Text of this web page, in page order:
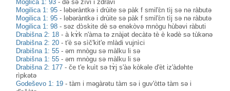
Moglica 1: 93 -də sə žìvi i zdràvi
Mogilica 1: 95 - ləbəràntkə i drùite sə pàk f smil'ɛ̀n tìj sə nə ràbutə
Mogilica 1: 95 - ləbəràntkə i drùite sə pàk f smil'ɛ̀n tìj sə nə ràbutə
Mogilica 1: 98 -səz dɔ̀skite dè sə enəkòvə mnògu hùbəvi ràbuti
Drabišna 2: 18 -à kɤ̀k n'àma tə znàjət decàtə tè è kədè sə tùkənə
Drabišna 2: 20 -t'è sə sìč'kit'e mlàdi vujnìci
Drabišna 1: 55 -əm mnògu sə màlku li sə
Drabišna 1: 55 -əm mnògu sə màlku li sə
Drabišna 2: 177 -če t'e kuìt sə tɤ̀j s'àə kòkəle d'èt iz'àdəhte
rìpkətə
Godeševo 1: 19 -tàm i məgàrətu tàm sə i guv'òttə tàm sə i